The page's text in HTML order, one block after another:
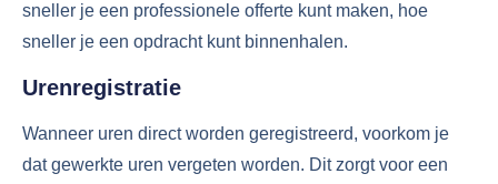
sneller je een professionele offerte kunt maken, hoe
sneller je een opdracht kunt binnenhalen.
Urenregistratie
Wanneer uren direct worden geregistreerd, voorkom je
dat gewerkte uren vergeten worden. Dit zorgt voor een